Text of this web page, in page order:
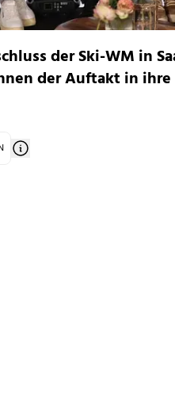
der Ski-WM in
der Auftakt in ihre